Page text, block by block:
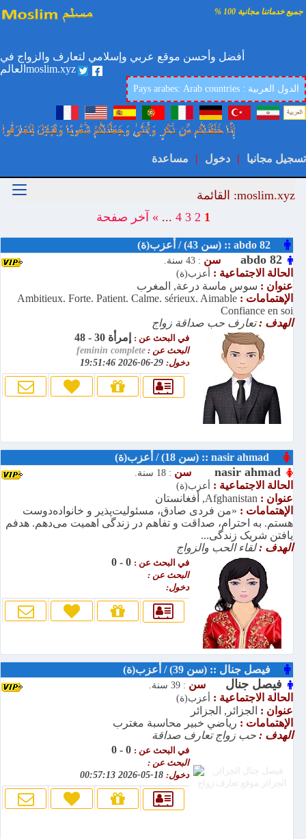
جميع خدماتنا مجانية 100 %
أفضل وأحسن موقع عربي وإسلامي لتعارف والزواج في
العالمmoslim.xyz
Pays arabes: Arab countries : الدول العربية
تسجيل مجانيا | دخول | مساعدة
moslim.xyz: القائمة
1
2
3
4
...
» آخر صفحة
abdo 82 :: (سن 43) / أعزب(ة)
abdo 82 سن : 43 سنة.
الحالة الاجتماعية : أعزب(ة)
عنوان : سوس ماسة درعة, المغرب
الإهتمامات : Ambitieux. Forte. Patient. Calme. sérieux. Aimable
Confiance en soi
الهدف :تعارف حب صداقة زواج
في البحث عن : إمرأة 30 - 48
البحث عن : feminin complete
دخول:
nasir ahmad :: (سن 18) / أعزب(ة)
nasir ahmad سن : 18 سنة.
الحالة الاجتماعية : أعزب(ة)
عنوان : Afghanistan, أفغانستان
الإهتمامات : «من فردی صادق، مسئولیت‌پذیر و خانواده‌دوست
هستم. به احترام، صداقت و تفاهم در زندگی اهمیت می‌دهم. هدفم
یافتن شریک زندگی...
الهدف :لقاء الحب والزواج
في البحث عن :
البحث عن :
دخول:
فيصل جنال :: (سن 39) / أعزب(ة)
فيصل جنال سن : 39 سنة.
الحالة الاجتماعية : أعزب(ة)
عنوان : الجزائر, الجزائر
الإهتمامات : رياضي خبير محاسبة مغترب
الهدف : حب زواج تعارف صداقة
في البحث عن :
البحث عن :
دخول: